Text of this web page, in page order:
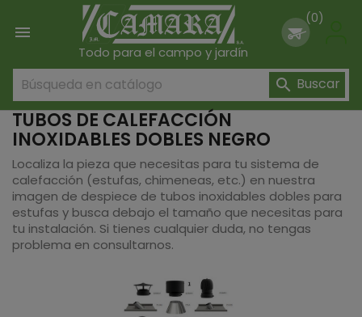

Todo para el campo y jardín
(0)
 Buscar
TUBOS DE CALEFACCIÓN
INOXIDABLES DOBLES NEGRO
Localiza la pieza que necesitas para tu sistema de
calefacción (estufas, chimeneas, etc.) en nuestra
imagen de despiece de tubos inoxidables dobles para
estufas y busca debajo el tamaño que necesitas para
tu instalación. Si tienes cualquier duda, no tengas
problema en consultarnos.